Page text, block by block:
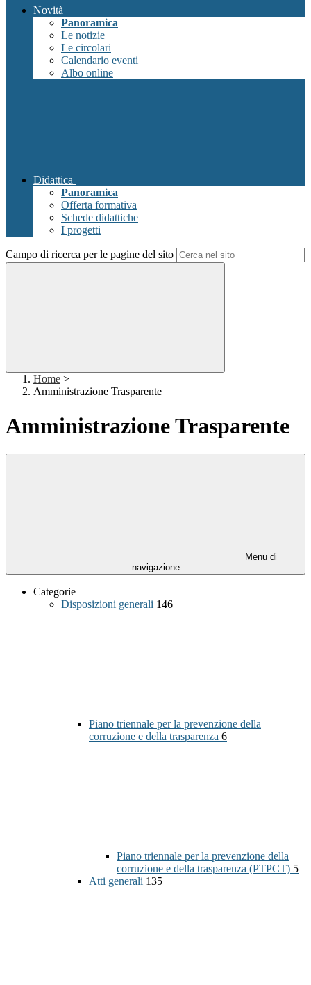
Novità
Panoramica
Le notizie
Le circolari
Calendario eventi
Albo online
Didattica
Panoramica
Offerta formativa
Schede didattiche
I progetti
Campo di ricerca per le pagine del sito
Home >
Amministrazione Trasparente
Amministrazione Trasparente
Menu di
navigazione
Categorie
Disposizioni generali 146
Piano triennale per la prevenzione della
corruzione e della trasparenza 6
Piano triennale per la prevenzione della
corruzione e della trasparenza (PTPCT) 5
Atti generali 135